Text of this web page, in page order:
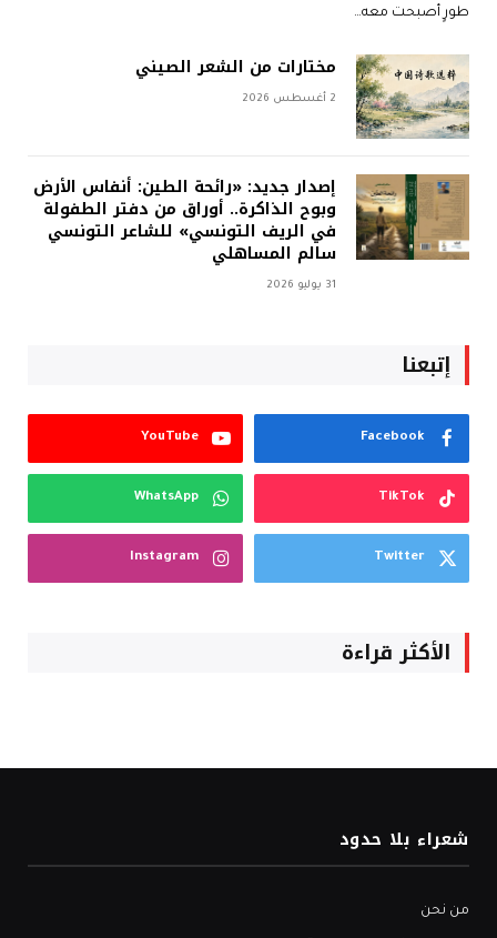
طورٍ أصبحت معه…
مختارات من الشعر الصيني
2 أغسطس 2026
إصدار جديد: «رائحة الطين: أنفاس الأرض
وبوح الذاكرة.. أوراق من دفتر الطفولة
في الريف التونسي» للشاعر التونسي
سالم المساهلي
31 يوليو 2026
إتبعنا
Facebook
YouTube
TikTok
WhatsApp
Twitter
Instagram
الأكثر قراءة
شعراء بلا حدود
من نحن